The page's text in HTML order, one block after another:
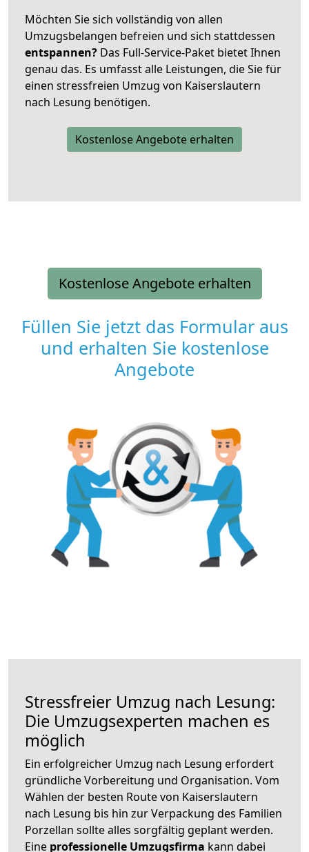
Möchten Sie sich vollständig von allen
Umzugsbelangen befreien und sich stattdessen
entspannen? Das Full-Service-Paket bietet Ihnen
genau das. Es umfasst alle Leistungen, die Sie für
einen stressfreien Umzug von Kaiserslautern
nach Lesung benötigen.
Kostenlose Angebote erhalten
Kostenlose Angebote erhalten
Füllen Sie jetzt das Formular aus
und erhalten Sie kostenlose
Angebote
Stressfreier Umzug nach Lesung:
Die Umzugsexperten machen es
möglich
Ein erfolgreicher Umzug nach Lesung erfordert
gründliche Vorbereitung und Organisation. Vom
Wählen der besten Route von Kaiserslautern
nach Lesung bis hin zur Verpackung des Familien
Porzellan sollte alles sorgfältig geplant werden.
Eine professionelle Umzugsfirma kann dabei